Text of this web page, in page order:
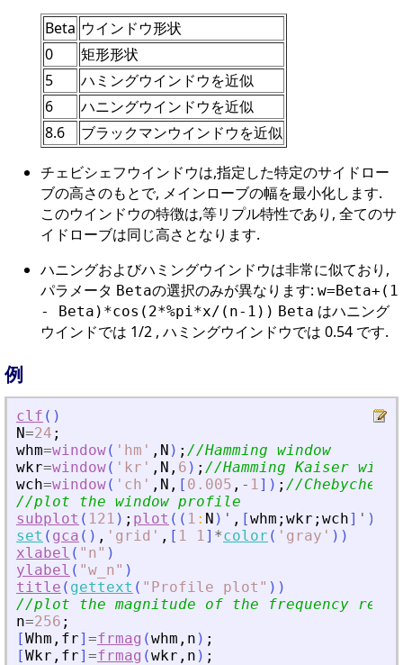
Beta ウインドウ形状
0
矩形形状
5
ハミングウインドウを近似
6
ハニングウインドウを近似
8.6
ブラックマンウインドウを近似
チェビシェフウインドウは,指定した特定のサイドロー
ブの高さのもとで, メインローブの幅を最小化します.
このウインドウの特徴は,等リプル特性であり, 全てのサ
イドローブは同じ高さとなります.
ハニングおよびハミングウインドウは非常に似ており,
パラメータ Betaの選択のみが異なります: w=Beta+(1
- Beta)*cos(2*%pi*x/(n-1)) Beta はハニング
ウインドでは 1/2 , ハミングウインドウでは 0.54 です.
例
clf ( )
N=24 ;
whm=window( ' hm ' , N ) ; //Hamming window
wkr=window( ' kr ' , N , 6 ) ; //Hamming Kaiser
wch=window( ' ch ' , N , [ 0.005 , - 1] ) ; //Chebychev
//plot the window profile
subplot ( 121 ) ; plot ( ( 1 : N ) ' , [whm ; wkr ; wch] ' )
set ( gca ( ) , ' grid ' , [ 1 1] *color ( ' gray ' ) )
xlabel ( " n" )
ylabel ( "w_n" )
title ( gettext ( " Profile plot " ) )
//plot the magnitude of the frequency
n=256 ;
[Whm , fr] =frmag (whm , n ) ;
[Wkr , fr] =frmag (wkr , n ) ;